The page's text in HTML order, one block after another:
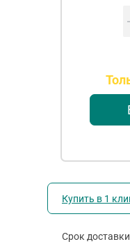
Купить в 1
Срок